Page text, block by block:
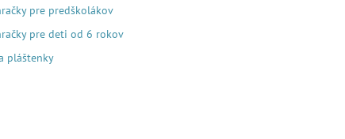
pre predškolákov
pre deti od 6 rokov
pláštenky